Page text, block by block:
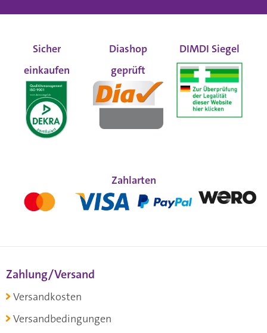
Sicher
einkaufen
Diashop
geprüft
DIMDI Siegel
Zahlarten
Zahlung/Versand
Versandkosten
Versandbedingungen